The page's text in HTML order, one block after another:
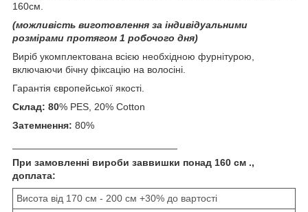
160см.
(можливість виготовлення за індивідуальними
розмірами протягом 1 робочого дня)
Виріб укомплектована всією необхідною фурнітурою,
включаючи бічну фіксацію на волосіні.
Гарантія європейської якості.
Склад: 80% PES, 20% Cotton
Затемнення: 80%
При замовленні вироби заввишки понад 160 см .,
доплата:
Висота від 170 см - 200 см +30% до вартості